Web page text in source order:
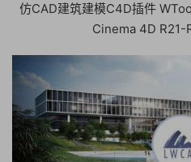
仿CAD建筑建模C4D插件
Cinema 4D R21-